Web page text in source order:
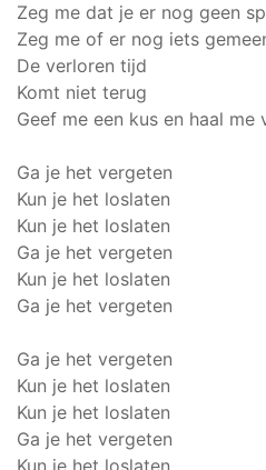
Zeg me dat je er nog geen
Zeg me of er nog iets
De verloren tijd
Komt niet terug
Geef me een kus en haal me
Ga je het vergeten
Kun je het loslaten
Kun je het loslaten
Ga je het vergeten
Kun je het loslaten
Ga je het vergeten
Ga je het vergeten
Kun je het loslaten
Kun je het loslaten
Ga je het vergeten
Kun je het loslaten